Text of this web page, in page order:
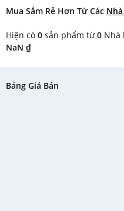
Mua Sắm Rẻ Hơn Từ Các
Hiện có 0 sản phẩm từ0 Nhà
NaN ₫
Bảng Giá Bán